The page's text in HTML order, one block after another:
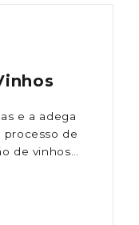
e a adega
processo de
de vinhos